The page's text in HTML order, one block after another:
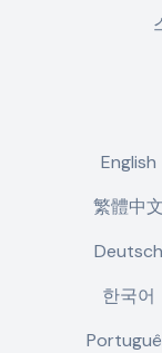
English
繁體中文
Deutsch
한국어